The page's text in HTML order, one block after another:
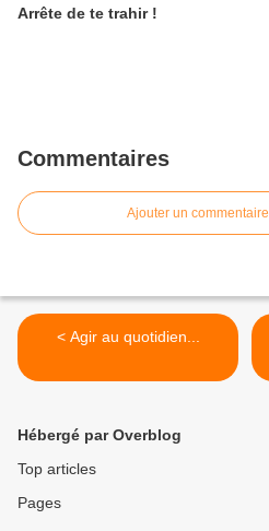
Arrête de te trahir !
Commentaires
Ajouter un commentaire
< Agir au quotidien...
Hébergé par Overblog
Top articles
Pages